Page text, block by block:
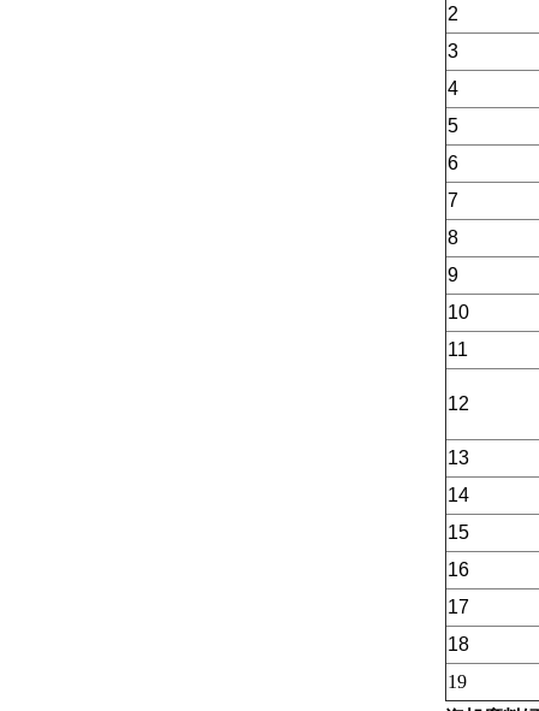
2
3
4
5
6
7
8
9
10
11
12
13
14
15
16
17
18
19